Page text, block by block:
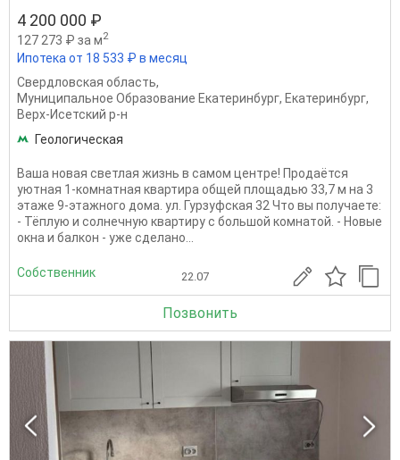
4 200 000 ₽
127 273 ₽ за м2
Ипотека от 18 533 ₽ в месяц
Свердловская область,
Муниципальное Образование Екатеринбург, Екатеринбург,
Верх-Исетский р-н
Геологическая
Ваша новая светлая жизнь в самом центре! Продаётся
уютная 1-комнатная квартира общей площадью 33,7 м на 3
этаже 9-этажного дома. ул. Гурзуфская 32 Что вы получаете:
- Тёплую и солнечную квартиру с большой комнатой. - Новые
окна и балкон - уже сделано...
Собственник 22.07
Позвонить